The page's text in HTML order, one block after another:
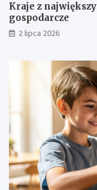
Kraje z
gospodarcze
2 lipca 2026